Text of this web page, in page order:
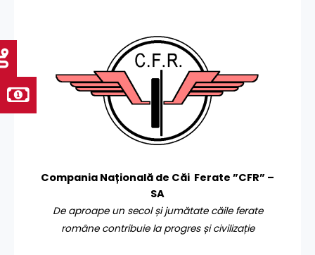
Compania Națională de Căi Ferate ”CFR” –
SA
De aproape un secol și jumătate căile ferate
române contribuie la progres și civilizație